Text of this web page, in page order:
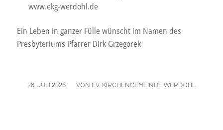
www.ekg-werdohl.de
Ein Leben in ganzer Fülle wünscht im Namen des
Presbyteriums Pfarrer Dirk Grzegorek
28. JULI 2026
/ VON EV. KIRCHENGEMEINDE WERDOHL